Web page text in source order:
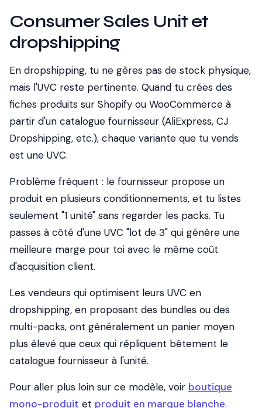
Consumer Sales Unit et
dropshipping
En dropshipping, tu ne gères pas de stock physique,
mais l'UVC reste pertinente. Quand tu crées des
fiches produits sur Shopify ou WooCommerce à
partir d'un catalogue fournisseur (AliExpress, CJ
Dropshipping, etc.), chaque variante que tu vends
est une UVC.
Problème fréquent : le fournisseur propose un
produit en plusieurs conditionnements, et tu listes
seulement "1 unité" sans regarder les packs. Tu
passes à côté d'une UVC "lot de 3" qui génère une
meilleure marge pour toi avec le même coût
d'acquisition client.
Les vendeurs qui optimisent leurs UVC en
dropshipping, en proposant des bundles ou des
multi-packs, ont généralement un panier moyen
plus élevé que ceux qui répliquent bêtement le
catalogue fournisseur à l'unité.
Pour aller plus loin sur ce modèle, voir boutique
mono-produit et produit en marque blanche.